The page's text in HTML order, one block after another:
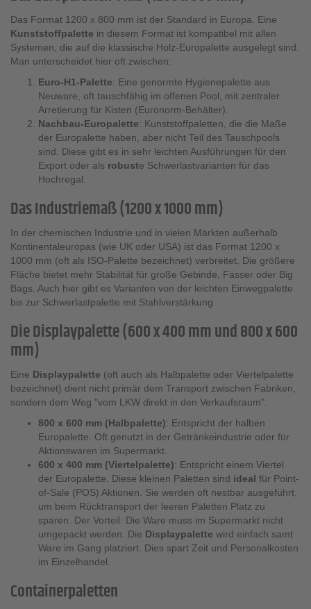
Das Format 1200 x 800 mm ist der Standard in Europa. Eine
Kunststoffpalette in diesem Format ist kompatibel mit allen
Systemen, die auf die klassische Holz-Europalette ausgelegt sind.
Man unterscheidet hier oft zwischen:
Euro-H1-Palette: Eine genormte Hygienepalette aus
Neuware, oft tauschfähig im offenen Pool, mit zentraler
Arretierung für Kisten (Euronorm-Behälter).
Nachbau-Europalette: Kunststoffpaletten, die die Maße
der Europalette haben, aber nicht Teil des Tauschpools
sind. Diese gibt es in sehr leichten Ausführungen für den
Export oder als robuste Schwerlastvarianten für das
Hochregal.
Das Industriemaß (1200 x 1000 mm)
In der chemischen Industrie und in vielen Märkten außerhalb
Kontinentaleuropas (wie UK oder USA) ist das Format 1200 x
1000 mm (oft als ISO-Palette bezeichnet) verbreitet. Die größere
Fläche bietet mehr Stabilität für große Gebinde, Fässer oder Big
Bags. Auch hier gibt es Varianten von der leichten Einwegpalette
bis zur Schwerlastpalette mit Stahlverstärkung.
Die Displaypalette (600 x 400 mm und 800 x 600
mm)
Eine Displaypalette (oft auch als Halbpalette oder Viertelpalette
bezeichnet) dient nicht primär dem Transport zwischen Fabriken,
sondern dem Weg "vom LKW direkt in den Verkaufsraum".
800 x 600 mm (Halbpalette): Entspricht der halben
Europalette. Oft genutzt in der Getränkeindustrie oder für
Aktionswaren im Supermarkt.
600 x 400 mm (Viertelpalette): Entspricht einem Viertel
der Europalette. Diese kleinen Paletten sind ideal für Point-
of-Sale (POS) Aktionen. Sie werden oft nestbar ausgeführt,
um beim Rücktransport der leeren Paletten Platz zu
sparen. Der Vorteil: Die Ware muss im Supermarkt nicht
umgepackt werden. Die Displaypalette wird einfach samt
Ware im Gang platziert. Dies spart Zeit und Personalkosten
im Einzelhandel.
Containerpaletten